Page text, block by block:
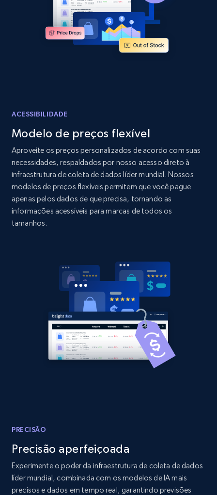
Home Depot US - Discover products by
specified URL
URL, Domain, Country code, Model number,
Home Depot US - Discover products by
specified UPC
URL, Domain, Country code, Model number,
Sku, Product id, Product name, Manufacturer,
and more.
2.1K+
Home Depot US - Discovery products by
specific category URL
URL, Domain, Country code, Model number,
Sku, Product id, Product name, Manufacturer,
and more.
353+ Comece agora
more.
2.1K+ 375+ Comece agora
ACESSIBILIDADE
Modelo de preços flexível
Aproveite os preços personalizados de acordo com suas
necessidades, respaldados por nosso acesso direto à
infraestrutura de coleta de dados líder mundial. Nossos
modelos de preços flexíveis permitem que você pague
apenas pelos dados de que precisa, tornando as
informações acessíveis para marcas de todos os
tamanhos.
PRECISÃO
Precisão aperfeiçoada
Experimente o poder da infraestrutura de coleta de dados
líder mundial, combinada com os modelos de IA mais
precisos e dados em tempo real, garantindo previsões